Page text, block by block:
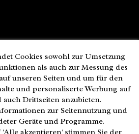
Cookies sowohl zur Umsetzung
als auch zur Messung des
unseren Seiten und um für den
und personaliserte Werbung auf
auch Drittseiten anzubieten.
zur Seitennutzung und
Geräte und Programme.
akzeptieren' stimmen Sie der